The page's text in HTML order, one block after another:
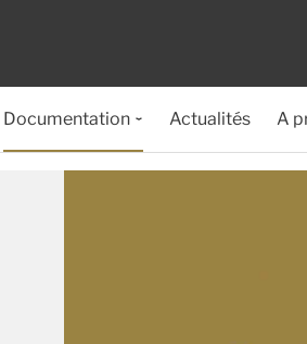
Documentation Actualités A